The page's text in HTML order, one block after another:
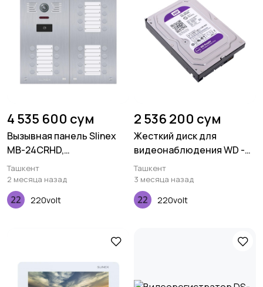
4 535 600 сум
Вызывная панель Slinex
MB-24CRHD,
многоабонентская, 2MP,
140 градусов,
серебристый
Ташкент
2 месяца назад
220volt
2 536 200 сум
Жесткий диск для
видеонаблюдения WD -
Purple - WD60PURX-78
Ташкент
3 месяца назад
220volt